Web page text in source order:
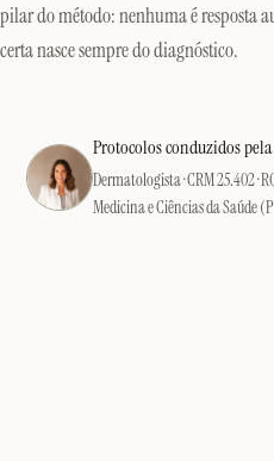
pilar do método: nenhuma é resposta
certa nasce sempre do diagnóstico.
Protocolos conduzidos
Dermatologista · CRM 25.402 ·
Medicina e Ciências da Saúde